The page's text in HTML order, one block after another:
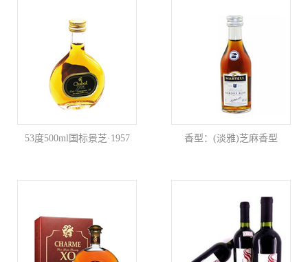
53度500ml国标景芝·1957 香型：(淡雅)芝麻香型